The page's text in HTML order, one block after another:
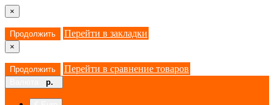
×
Продолжить Перейти в закладки
×
Продолжить Перейти в сравнение товаров
р.